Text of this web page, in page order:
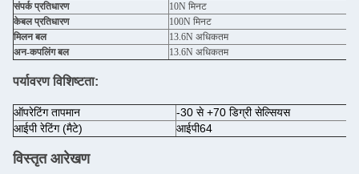
संपर्क प्रतिधारण
10N मिनट
केबल प्रतिधारण
100N मिनट
मिलन बल
13.6N अधिकतम
अन-कपलिंग बल
13.6N अधिकतम
पर्यावरण विशिष्टता:
ऑपरेटिंग तापमान
-30 से +70 डिग्री सेल्सियस
आईपी रेटिंग (मैटे)
आईपी64
विस्तृत आरेखण